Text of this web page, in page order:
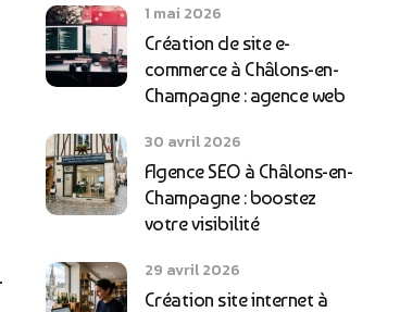
Création de site e-
commerce à Châlons-en-
Champagne : agence web
1 mai 2026
Agence SEO à Châlons-en-
Champagne : boostez
votre visibilité
30 avril 2026
Création site internet à
29 avril 2026